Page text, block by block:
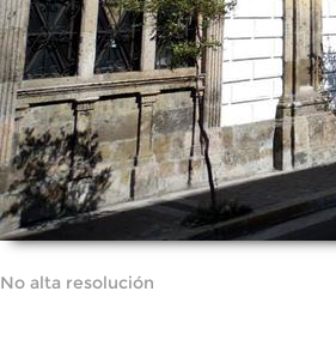
No alta resolución